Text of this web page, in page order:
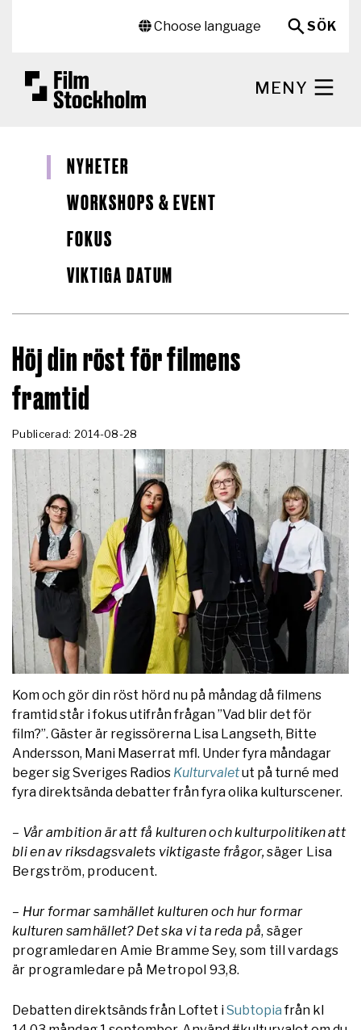
Choose language
SÖK
MENY
NYHETER
WORKSHOPS & EVENT
FOKUS
VIKTIGA DATUM
Höj din röst för filmens
framtid
Publicerad: 2014-08-28
Kom och gör din röst hörd nu på måndag då filmens
framtid står i fokus utifrån frågan ”Vad blir det för
film?”. Gäster är regissörerna Lisa Langseth, Bitte
Andersson, Mani Maserrat mfl. Under fyra måndagar
beger sig Sveriges Radios Kulturvaletut på turné med
fyra direktsända debatter från fyra olika kulturscener.
– Vår ambition är att få kulturen och kulturpolitiken att
bli en av riksdagsvalets viktigaste frågor,säger Lisa
Bergström, producent.
– Hur formar samhället kulturen och hur formar
kulturen samhället? Det ska vi ta reda på, säger
programledaren Amie Bramme Sey, som till vardags
är programledare på Metropol 93,8.
Debatten direktsänds från Loftet iSubtopiafrån kl